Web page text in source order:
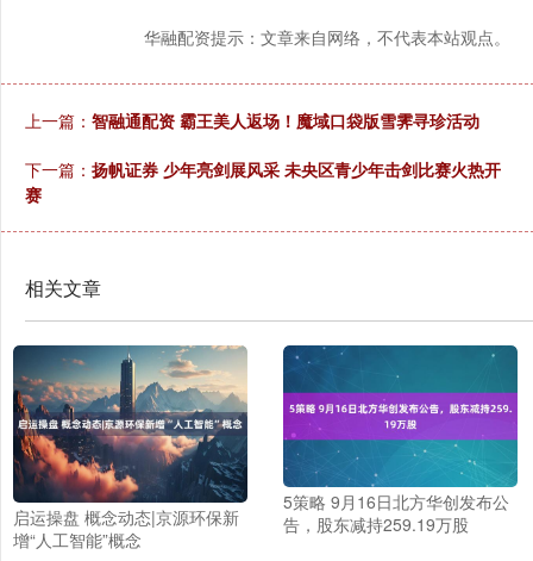
华融配资提示：文章来自网络，不代表本站观点。
上一篇： 智融通配资 霸王美人返场！魔域口袋版雪霁寻珍活动
下一篇： 扬帆证券 少年亮剑展风采 未央区青少年击剑比赛火热开
赛
相关文章
启运操盘 概念动态|京源环保新
增“人工智能”概念
5策略 9月16日北方华创发布公
告，股东减持259.19万股